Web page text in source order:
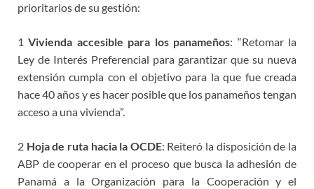
prioritarios de su gestión:
1Vivienda accesible para los panameños: “Retomar la
Ley de Interés Preferencial para garantizar que su nueva
extensión cumpla con el objetivo para la que fue creada
hace 40 años y es hacer posible que los panameños tengan
acceso a una vivienda”.
2 Hoja de ruta hacia la OCDE: Reiteró la disposición de la
ABP de cooperar en el proceso que busca la adhesión de
Panamá a la Organización para la Cooperación y el